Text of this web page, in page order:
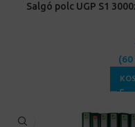
Salgó polc UGP S1
(